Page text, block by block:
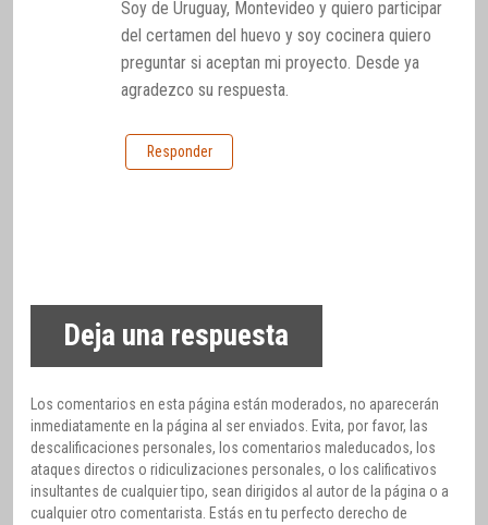
Soy de Uruguay, Montevideo y quiero participar
del certamen del huevo y soy cocinera quiero
preguntar si aceptan mi proyecto. Desde ya
agradezco su respuesta.
Responder
Deja una respuesta
Los comentarios en esta página están moderados, no aparecerán
inmediatamente en la página al ser enviados. Evita, por favor, las
descalificaciones personales, los comentarios maleducados, los
ataques directos o ridiculizaciones personales, o los calificativos
insultantes de cualquier tipo, sean dirigidos al autor de la página o a
cualquier otro comentarista. Estás en tu perfecto derecho de